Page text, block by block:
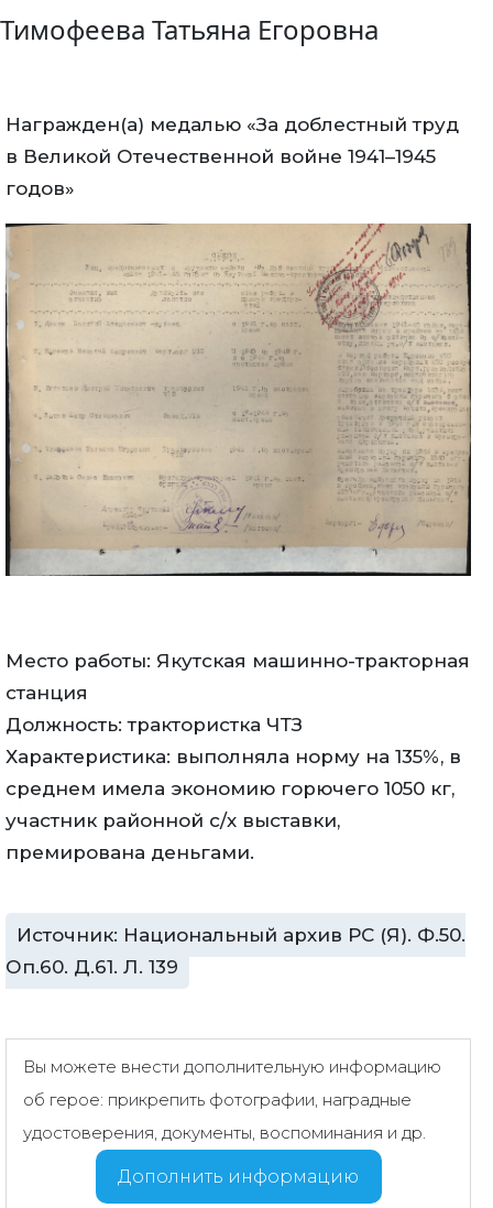
Тимофеева Татьяна Егоровна
Награжден(а) медалью «За доблестный труд
в Великой Отечественной войне 1941–1945
годов»
Место работы: Якутская машинно-тракторная
станция
Должность: трактористка ЧТЗ
Характеристика: выполняла норму на 135%, в
среднем имела экономию горючего 1050 кг,
участник районной с/х выставки,
премирована деньгами.
Источник: Национальный архив РС (Я). Ф.50.
Оп.60. Д.61. Л. 139
Вы можете внести дополнительную информацию
об герое: прикрепить фотографии, наградные
удостоверения, документы, воспоминания и др.
Дополнить информацию